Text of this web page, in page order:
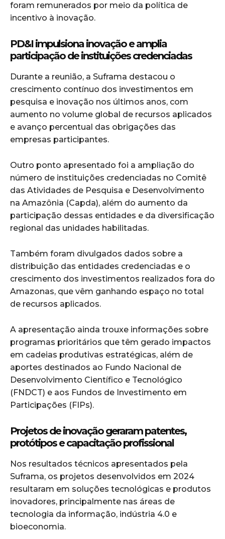
foram remunerados por meio da política de
incentivo à inovação.
PD&I impulsiona inovação e amplia
participação de instituições credenciadas
Durante a reunião, a Suframa destacou o
crescimento contínuo dos investimentos em
pesquisa e inovação nos últimos anos, com
aumento no volume global de recursos aplicados
e avanço percentual das obrigações das
empresas participantes.
Outro ponto apresentado foi a ampliação do
número de instituições credenciadas no Comitê
das Atividades de Pesquisa e Desenvolvimento
na Amazônia (Capda), além do aumento da
participação dessas entidades e da diversificação
regional das unidades habilitadas.
Também foram divulgados dados sobre a
distribuição das entidades credenciadas e o
crescimento dos investimentos realizados fora do
Amazonas, que vêm ganhando espaço no total
de recursos aplicados.
A apresentação ainda trouxe informações sobre
programas prioritários que têm gerado impactos
em cadeias produtivas estratégicas, além de
aportes destinados ao Fundo Nacional de
Desenvolvimento Científico e Tecnológico
(FNDCT) e aos Fundos de Investimento em
Participações (FIPs).
Projetos de inovação geraram patentes,
protótipos e capacitação profissional
Nos resultados técnicos apresentados pela
Suframa, os projetos desenvolvidos em 2024
resultaram em soluções tecnológicas e produtos
inovadores, principalmente nas áreas de
tecnologia da informação, indústria 4.0 e
bioeconomia.